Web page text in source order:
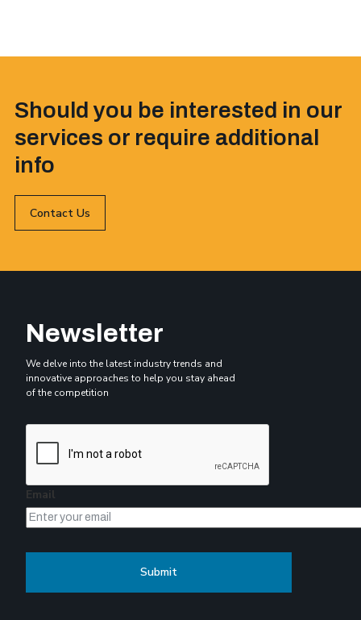
Should you be interested in our
services or require additional
info
Contact Us
Newsletter
We delve into the latest industry trends and
innovative approaches to help you stay ahead
of the competition
Email